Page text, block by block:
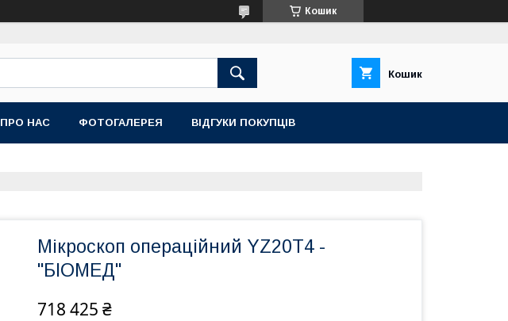
Кошик
Кошик
ПРО НАС ФОТОГАЛЕРЕЯ ВІДГУКИ ПОКУПЦІВ
Мікроскоп операційний YZ20T4 -
"БІОМЕД"
718 425 ₴